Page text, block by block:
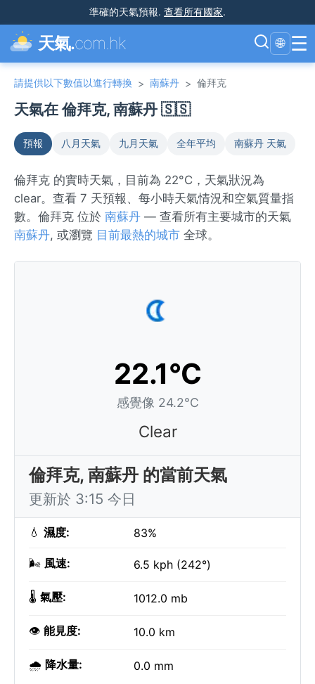
準確的天氣預報. 查看所有國家.
天氣.com.hk 🌐 ☰
請提供以下數值以進行轉換 > 南蘇丹 > 倫拜克
天氣在 倫拜克, 南蘇丹 🇸🇸
預報 八月天氣 九月天氣 全年平均 南蘇丹 天氣
倫拜克 的實時天氣，目前為 22°C，天氣狀況為
clear。查看 7 天預報、每小時天氣情況和空氣質量指
數。倫拜克 位於 南蘇丹 — 查看所有主要城市的天氣
南蘇丹, 或瀏覽 目前最熱的城市 全球。
22.1°C
感覺像 24.2°C
Clear
倫拜克, 南蘇丹 的當前天氣
更新於 3:15 今日
💧 濕度: 83%
🌬️ 風速: 6.5 kph (242°)
🌡️ 氣壓: 1012.0 mb
👁️ 能見度: 10.0 km
🌧️ 降水量: 0.0 mm